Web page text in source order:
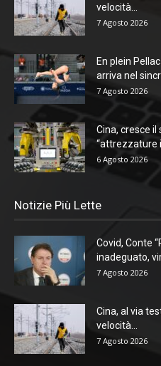
velocità...
7 Agosto 2026
En plein
arriva nel
7 Agosto 2026
Cina, cresce
“attrezzature
6 Agosto 2026
Notizie Più Lette
Covid, Conte
inadeguato,
7 Agosto 2026
Cina, al via
velocità...
7 Agosto 2026